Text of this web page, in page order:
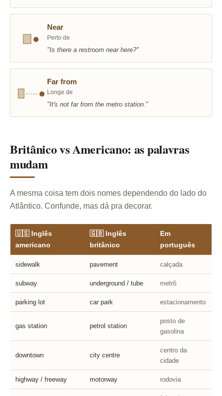
Near
Perto de
"Is there a restroom near here?"
Far from
Longe de
"It's not far from the metro station."
Britânico vs Americano: as palavras
mudam
A mesma coisa tem dois nomes dependendo do lado do
Atlântico. Confunde, mas dá pra decorar.
🇺🇸 Inglês
americano
🇬🇧 Inglês
britânico
Em
português
sidewalk pavement calçada
subway underground / tube metrô
parking lot car park estacionamento
gas station petrol station
posto de
gasolina
downtown city centre
centro da
cidade
highway / freeway motorway rodovia